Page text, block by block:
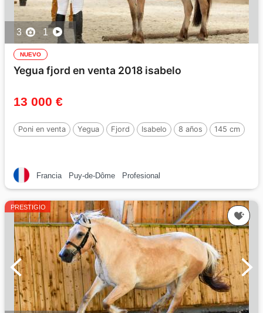
3 1
NUEVO
Yegua fjord en venta 2018 isabelo
13 000 €
Poni en venta Yegua Fjord Isabelo 8 años 145 cm
Francia Puy-de-Dôme Profesional
PRESTIGIO